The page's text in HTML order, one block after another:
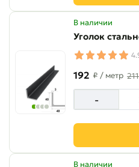
В наличии
Уголок
192 ₽ / метр
-
В наличии